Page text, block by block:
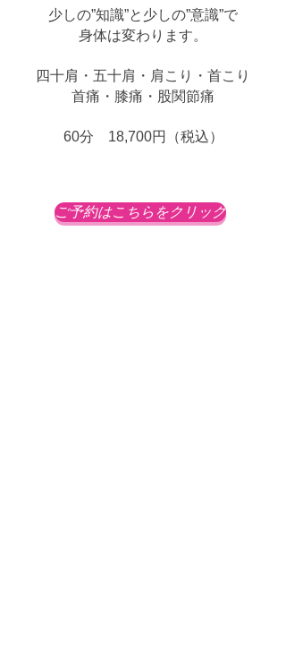
少しの”知識”と少しの”意識”で
​身体は変わります。
四十肩・五十肩・肩こり・首こり
首痛・膝痛・股関節痛
60分 18,700円（税込）​
ご予約はこちらをクリック